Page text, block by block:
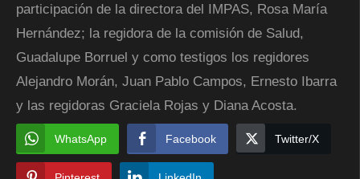
participación de la directora del IMPAS, Rosa María
Hernández; la regidora de la comisión de Salud,
Guadalupe Borruel y como testigos los regidores
Alejandro Morán, Juan Pablo Campos, Ernesto Ibarra
y las regidoras Graciela Rojas y Diana Acosta.
WhatsApp Facebook Twitter/X